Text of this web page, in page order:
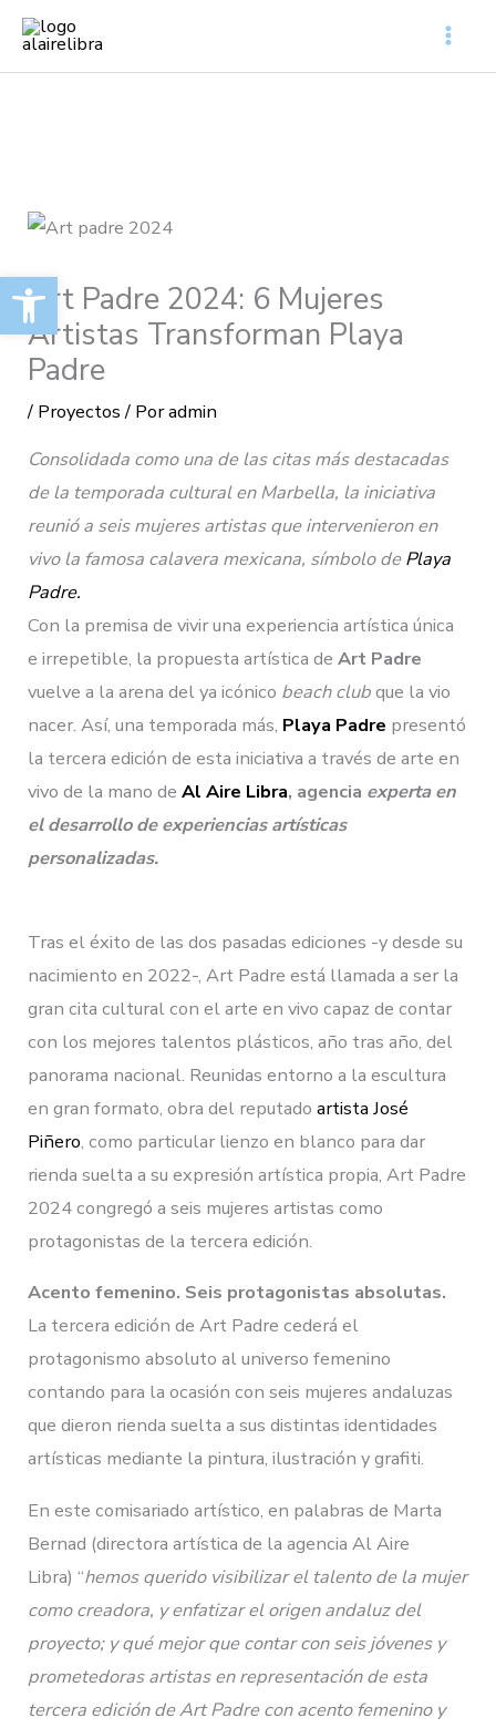
contenido
Art Padre 2024: 6 Mujeres
Artistas Transforman Playa
Padre
/ Proyectos/ Poradmin
Consolidada como una de las citas más destacadas
de la temporada cultural en Marbella, la iniciativa
reunió a seis mujeres artistas que intervenieron en
vivo la famosa calavera mexicana, símbolo dePlaya
Padre.
Con la premisa de vivir una experiencia artística única
e irrepetible, la propuesta artística deArt Padre
vuelve a la arena del ya icónico beach clubque la vio
nacer. Así, una temporada más, Playa Padre presentó
la tercera edición de esta iniciativa a través de arte en
vivo de la mano deAl Aire Libra, agencia experta en
el desarrollo de experiencias artísticas
personalizadas.
Tras el éxito de las dos pasadas ediciones -y desde su
nacimiento en 2022-, Art Padre está llamada a ser la
gran cita cultural con el arte en vivo capaz de contar
con los mejores talentos plásticos, año tras año, del
panorama nacional. Reunidas entorno a la escultura
en gran formato, obra del reputadoartista José
Piñero, como particular lienzo en blanco para dar
rienda suelta a su expresión artística propia, Art Padre
2024 congregó a seis mujeres artistas como
protagonistas de la tercera edición.
Acento femenino. Seis protagonistas absolutas.
La tercera edición de Art Padre cederá el
protagonismo absoluto al universo femenino
contando para la ocasión con seis mujeres andaluzas
que dieron rienda suelta a sus distintas identidades
artísticas mediante la pintura, ilustración y grafiti.
En este comisariado artístico, en palabras de Marta
Bernad (directora artística de la agencia Al Aire
Libra) “hemos querido visibilizar el talento de la mujer
como creadora, y enfatizar el origen andaluz del
proyecto; y qué mejor que contar con seis jóvenes y
prometedoras artistas en representación de esta
tercera edición de Art Padre con acento femenino y
Abrir barra de herramientas